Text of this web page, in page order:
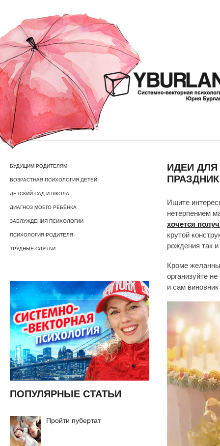
БУДУЩИМ РОДИТЕЛЯМ
ВОЗРАСТНАЯ ПСИХОЛОГИЯ ДЕТЕЙ
ДЕТСКИЙ САД И ШКОЛА
ДИАГНОЗ МОЕГО РЕБЁНКА
ЗАБЛУЖДЕНИЯ ПСИХОЛОГИИ
ПСИХОЛОГИЯ РОДИТЕЛЯ
ТРУДНЫЕ СЛУЧАИ
ПОПУЛЯРНЫЕ СТАТЬИ
Пройти пубертат
ИДЕИ
Ищите
нетерпением
хочется
крутой
рождения так
Кроме
организуйте
и сам виновник